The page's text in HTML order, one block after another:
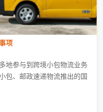
项
地参与到跨境小包物流业务
包、邮政速递物流推出的国